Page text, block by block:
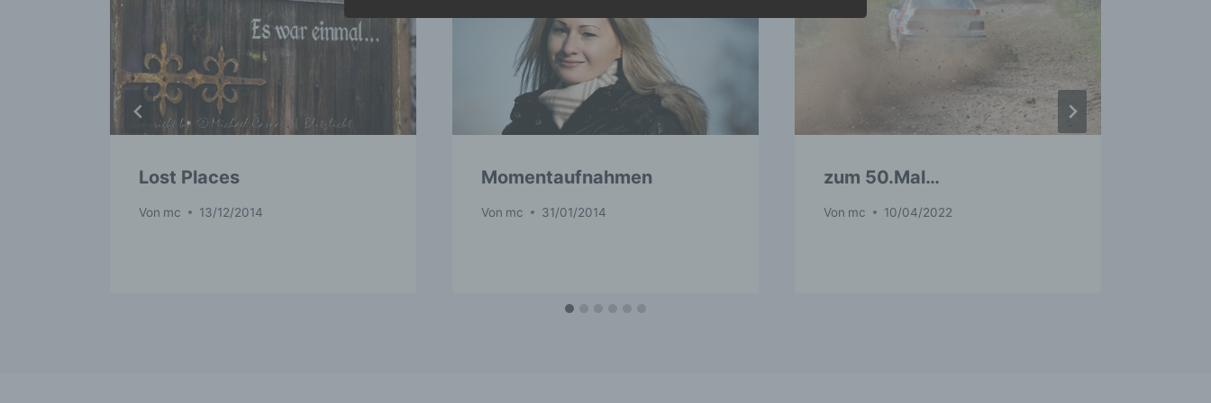
Lost Places
Von mc 13/12/2014
Momentaufnahmen
Von mc 31/01/2014
zum 50.Mal…
Von mc 10/04/2022
natürliche Person angesehen, die direkt oder indirekt, insbesondere
mittels Zuordnung zu einer Kennung wie einem Namen, zu einer
Kennnummer, zu Standortdaten, zu einer Online-Kennung oder zu
einem oder mehreren besonderen Merkmalen, die Ausdruck der
physischen, physiologischen, genetischen, psychischen,
wirtschaftlichen, kulturellen oder sozialen Identität dieser
natürlichen Person sind, identifiziert werden kann.
b) betroffene Person